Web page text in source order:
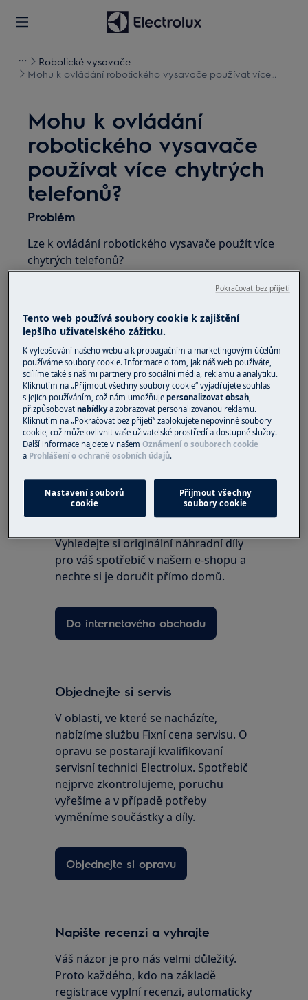
Robotické vysavače
Mohu k ovládání robotického vysavače používat více
Mohu k ovládání
robotického vysavače
používat více chytrých
telefonů?
Problém
Lze k ovládání robotického vysavače použít více
chytrých telefonů?
robotický vysavač
Řešení
Ano, na jeden robotický vysavač můžete
používat více chytrých telefonů (bez omezení),
pokud používáte stejný účet.
Byl tento článek užitečný?
Náhradní díly a příslušenství
Vyhledejte si originální náhradní díly
pro váš spotřebič v našem e-shopu a
nechte si je doručit přímo domů.
Do internetového obchodu
Objednejte si servis
V oblasti, ve které se nacházíte,
nabízíme službu Fixní cena servisu. O
opravu se postarají kvalifikovaní
servisní technici Electrolux. Spotřebič
nejprve zkontrolujeme, poruchu
vyřešíme a v případě potřeby
vyměníme součástky a díly.
Objednejte si opravu
Napište recenzi a vyhrajte
Váš názor je pro nás velmi důležitý.
Proto každého, kdo na základě
registrace vyplní recenzi, automaticky
Tento web používá soubory cookie k zajištění
lepšího uživatelského zážitku.
K vylepšování našeho webu a k propagačním a marketingovým účelům
používáme soubory cookie. Informace o tom, jak náš web používáte,
sdílíme také s našimi partnery pro sociální média, reklamu a analytiku.
Kliknutím na „Přijmout všechny soubory cookie“ vyjadřujete souhlas
s jejich používáním, což nám umožňujepersonalizovat obsah
přizpůsobovatnabídkya zobrazovat personalizovanou reklamu.
Kliknutím na „Pokračovat bez přijetí“ zablokujete nepovinné soubory
cookie, což může ovlivnit vaše uživatelské prostředí a dostupné služby.
Další informace najdete v našemOznámení o souborech cookie
a Prohlášení o ochraně osobních údajů.
Nastavení souborů
cookie
Přijmout všechny
soubory cookie
Pokračovat bez přijetí